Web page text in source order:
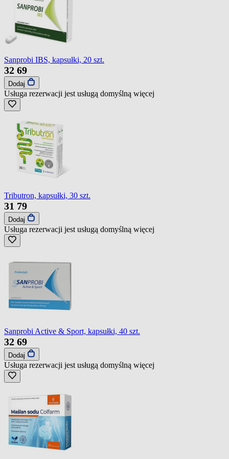
Sanprobi IBS, kapsułki, 20 szt.
32 69
Dodaj
Usługa rezerwacji jest usługą domyślną więcej
Tributron, kapsułki, 30 szt.
31 79
Dodaj
Usługa rezerwacji jest usługą domyślną więcej
Sanprobi Active & Sport, kapsułki, 40 szt.
32 69
Dodaj
Usługa rezerwacji jest usługą domyślną więcej